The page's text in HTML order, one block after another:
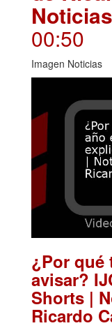
00:50
Imagen Noticias
¿Por qué
avisar?
Shorts |
Ricardo